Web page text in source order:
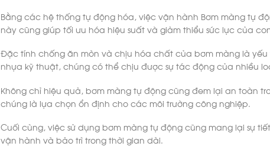
Bằng các hệ thống tự động hóa, việc vận hành Bơm màng tự
này cũng giúp tối ưu hóa hiệu suất và giảm thiểu sức lực của
Đặc tính chống ăn mòn và chịu hóa chất của bơm màng là
nhựa kỹ thuật, chúng có thể chịu được sự tác động của nhiều
Không chỉ hiệu quả, bơm màng tự động cũng đem lại an toàn
chúng là lựa chọn ổn định cho các môi trường công nghiệp.
Cuối cùng, việc sử dụng bơm màng tự động cũng mang lại sự
vận hành và bảo trì trong thời gian dài.